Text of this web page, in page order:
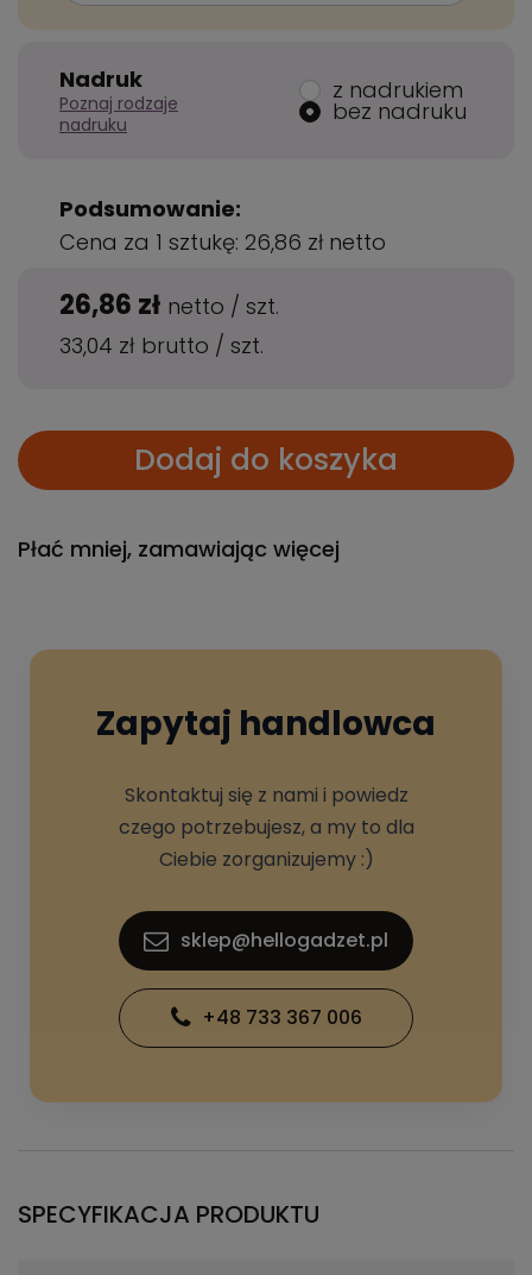
Nadruk
Poznaj rodzaje
nadruku
z nadrukiem
bez nadruku
Podsumowanie:
Cena za 1 sztukę: 26,86 zł netto
26,86 zł netto / szt.
33,04 zł brutto / szt.
Dodaj do koszyka
Płać mniej, zamawiając więcej
Zapytaj handlowca
Skontaktuj się z nami i powiedz
czego potrzebujesz, a my to dla
Ciebie zorganizujemy :)
sklep@hellogadzet.pl
+48 733 367 006
SPECYFIKACJA PRODUKTU